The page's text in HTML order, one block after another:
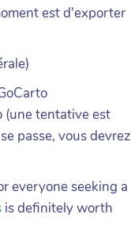
est d'exporter
(une tentative est
passe, vous devrez
everyone seeking a
is definitely worth